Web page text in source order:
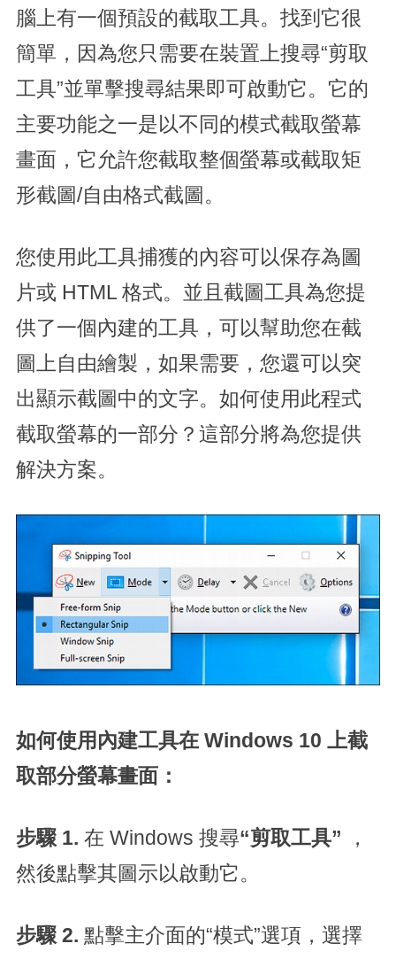
腦上有一個預設的截取工具。找到它很
簡單，因為您只需要在裝置上搜尋“剪取
工具”並單擊搜尋結果即可啟動它。它的
主要功能之一是以不同的模式截取螢幕
畫面，它允許您截取整個螢幕或截取矩
形截圖/自由格式截圖。
您使用此工具捕獲的內容可以保存為圖
片或 HTML 格式。並且截圖工具為您提
供了一個內建的工具，可以幫助您在截
圖上自由繪製，如果需要，您還可以突
出顯示截圖中的文字。如何使用此程式
截取螢幕的一部分？這部分將為您提供
解決方案。
如何使用內建工具在 Windows 10 上截
取部分螢幕畫面：
步驟 1. 在 Windows 搜尋“剪取工具” ，
然後點擊其圖示以啟動它。
步驟 2. 點擊主介面的“模式”選項，選擇